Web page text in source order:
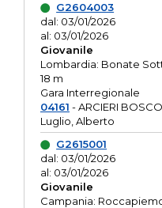
G2604003
dal: 03/01/2026
al: 03/01/2026
Giovanile
Lombardia: Bonate
18 m
Gara Interregionale
04161 - ARCIERI
Luglio, Alberto
G2615001
dal: 03/01/2026
al: 03/01/2026
Giovanile
Campania: